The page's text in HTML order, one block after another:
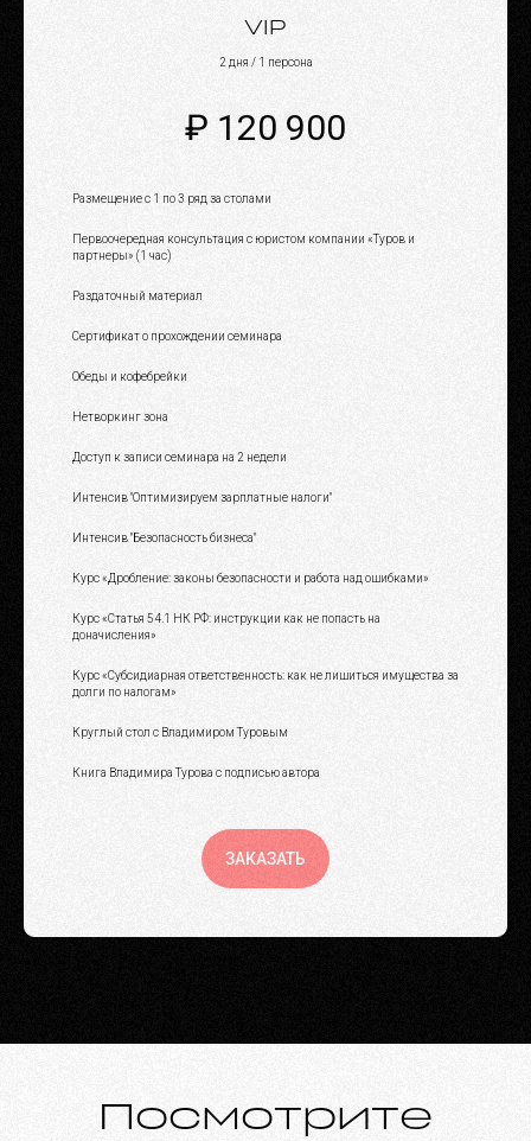
VIP
2 дня / 1 персона
₽ 120 900
Размещение c 1 по 3 ряд за столами
Первоочередная консультация с юристом компании «Туров и
партнеры» (1 час)
Раздаточный материал
Сертификат о прохождении семинара
Обеды и кофебрейки
Нетворкинг зона
Доступ к записи семинара на 2 недели
Интенсив "Оптимизируем зарплатные налоги"
Интенсив "Безопасность бизнеса"
Курс «Дробление: законы безопасности и работа над ошибками»
Курс «Статья 54.1 НК РФ: инструкции как не попасть на
доначисления»
Курс «Субсидиарная ответственность: как не лишиться имущества за
долги по налогам»
Круглый стол с Владимиром Туровым
Книга Владимира Турова с подписью автора
ЗАКАЗАТЬ
Посмотрите